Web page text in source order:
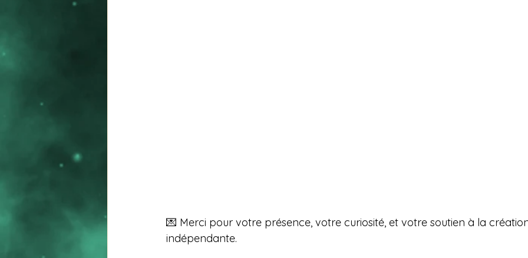
💌 Merci pour votre présence, votre curiosité, et votre soutien à la
indépendante.